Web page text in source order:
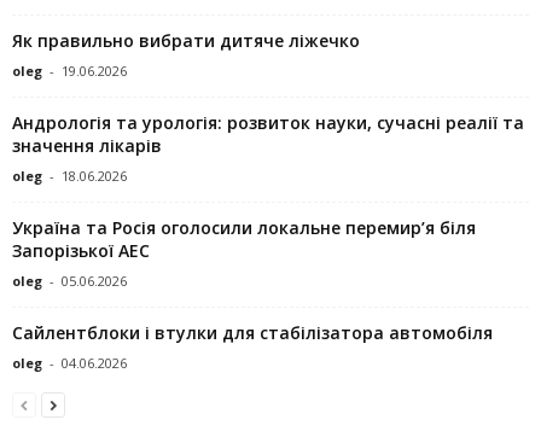
Як правильно вибрати дитяче ліжечко
oleg - 19.06.2026
Андрологія та урологія: розвиток науки, сучасні реалії та
значення лікарів
oleg - 18.06.2026
Україна та Росія оголосили локальне перемир’я біля
Запорізької АЕС
oleg - 05.06.2026
Сайлентблоки і втулки для стабілізатора автомобіля
oleg - 04.06.2026